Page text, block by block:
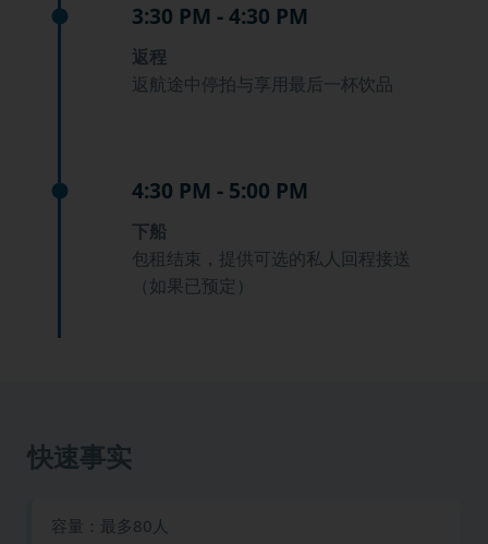
3:30 PM - 4:30 PM
返程
返航途中停拍与享用最后一杯饮品
4:30 PM - 5:00 PM
下船
包租结束，提供可选的私人回程接送
（如果已预定）
快速事实
容量：最多80人